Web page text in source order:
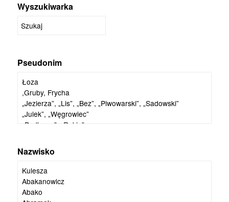
Wyszukiwarka
Pseudonim
Nazwisko